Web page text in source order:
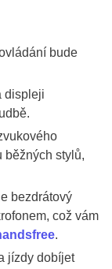
bude
displeji
běžných stylů,
bezdrátový
což vám
.
jízdy dobíjet